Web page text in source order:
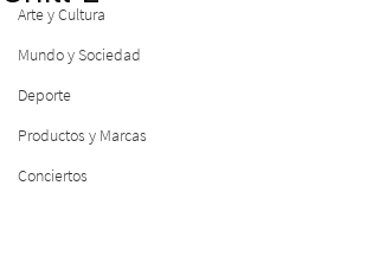
Arte y Cultura
Mundo y Sociedad
Deporte
Productos y Marcas
Conciertos